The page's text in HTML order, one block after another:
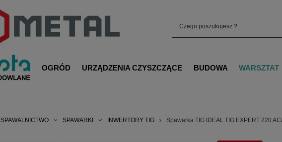
OGRÓD URZĄDZENIA CZYSZCZĄCE BUDOWA WARSZTAT
SPAWALNICTWO SPAWARKI INWERTORY TIG Spawarka TIG IDEAL TIG EXPERT 220